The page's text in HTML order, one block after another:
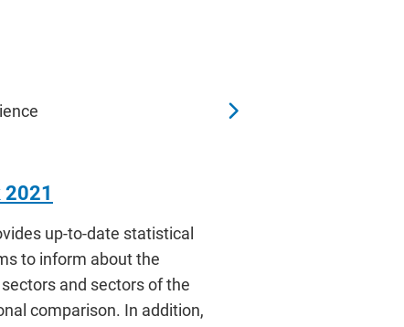
up-to-date statistical
to inform about the
and sectors of the
comparison. In addition,